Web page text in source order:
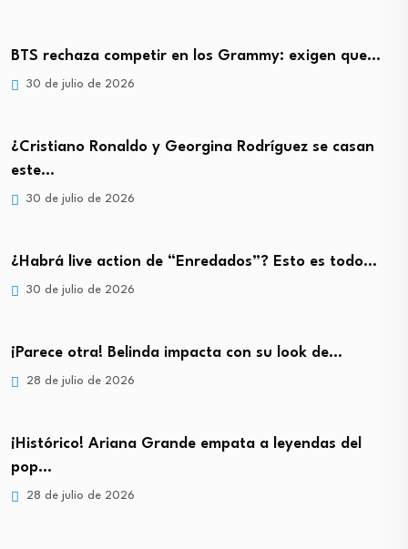
BTS rechaza competir en los Grammy: exigen que…
30 de julio de 2026
¿Cristiano Ronaldo y Georgina Rodríguez se casan
este…
30 de julio de 2026
¿Habrá live action de “Enredados”? Esto es todo…
30 de julio de 2026
¡Parece otra! Belinda impacta con su look de…
28 de julio de 2026
¡Histórico! Ariana Grande empata a leyendas del
pop…
28 de julio de 2026